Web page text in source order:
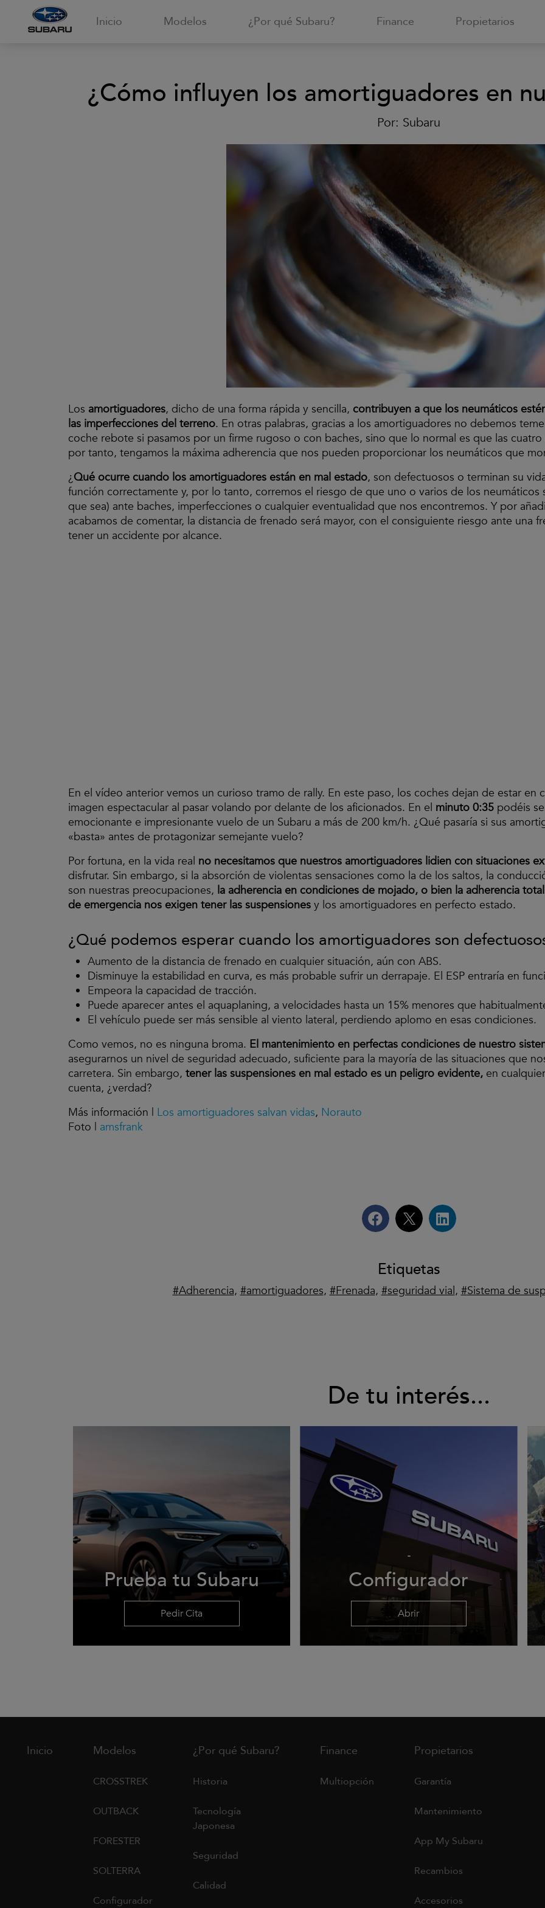
Inicio Modelos ¿Por qué Subaru? Finance Propietarios
¿Cómo influyen los amortiguadores en
Por: Subaru
Los amortiguadores, dicho de una forma rápida y sencilla, contribuyen a que los neumáticos
las imperfecciones del terreno. En otras palabras, gracias a los amortiguadores no debemos
coche rebote si pasamos por un firme rugoso o con baches, sino que lo normal es que las
por tanto, tengamos la máxima adherencia que nos pueden proporcionar los neumáticos que
¿Qué ocurre cuando los amortiguadores están en mal estado, son defectuosos o terminan su
función correctamente y, por lo tanto, corremos el riesgo de que uno o varios de los neumáticos
que sea) ante baches, imperfecciones o cualquier eventualidad que nos encontremos. Y por
acabamos de comentar, la distancia de frenado será mayor, con el consiguiente riesgo ante una
tener un accidente por alcance.
En el vídeo anterior vemos un curioso tramo de rally. En este paso, los coches dejan de estar
imagen espectacular al pasar volando por delante de los aficionados. En el minuto 0:35 podéis
emocionante e impresionante vuelo de un Subaru a más de 200 km/h. ¿Qué pasaría si sus
«basta» antes de protagonizar semejante vuelo?
Por fortuna, en la vida real no necesitamos que nuestros amortiguadores lidien con situaciones
disfrutar. Sin embargo, si la absorción de violentas sensaciones como la de los saltos, la
son nuestras preocupaciones, la adherencia en condiciones de mojado, o bien la adherencia
de emergencia nos exigen tener las suspensiones y los amortiguadores en perfecto estado.
¿Qué podemos esperar cuando los amortiguadores son
Aumento de la distancia de frenado en cualquier situación, aún con ABS.
Disminuye la estabilidad en curva, es más probable sufrir un derrapaje. El ESP entraría en
Empeora la capacidad de tracción.
Puede aparecer antes el aquaplaning, a velocidades hasta un 15% menores que
El vehículo puede ser más sensible al viento lateral, perdiendo aplomo en esas condiciones.
Como vemos, no es ninguna broma. El mantenimiento en perfectas condiciones de nuestro
asegurarnos un nivel de seguridad adecuado, suficiente para la mayoría de las situaciones que
carretera. Sin embargo, tener las suspensiones en mal estado es un peligro evidente, en
cuenta, ¿verdad?
Más información | Los amortiguadores salvan vidas, Norauto
Foto | amsfrank
Etiquetas
Adherencia, amortiguadores, Frenada, seguridad vial, Sistema de
De tu interés...
Prueba tu Subaru
Pedir Cita
Configurador
Abrir
Inicio Modelos
CROSSTREK
OUTBACK
FORESTER
SOLTERRA
Configurador
¿Por qué Subaru?
Historia
Tecnología
Japonesa
Seguridad
Calidad
Finance
Multiopción
Propietarios
Garantía
Mantenimiento
App My Subaru
Recambios
Accesorios